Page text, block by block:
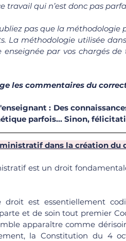
travail qui n’est donc pas
pas que la méthodologie
La méthodologie utilisée
enseignée par vos chargés
les commentaires du
: Des
parfois... Sinon,
dans la création
est un droit
est essentiellement
et de soin tout premier
apparaître comme
la Constitution du 4